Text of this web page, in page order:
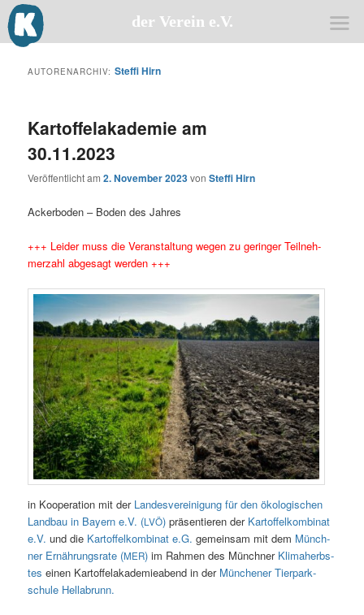
Zum
primären
Zum
sekundären
AUTORENARCHIV:Steffi Hirn
Kartoffelakademie am
30.11.2023
Veröffentlicht am2. November 2023vonSteffi Hirn
Acker­bo­den – Boden des Jahres
+++ Lei­der muss die Ver­an­stal­tung wegen zu gerin­ger Teil­neh­
mer­zahl abge­sagt werden +++
in Koope­ra­ti­on mit der Lan­des­ver­ei­ni­gung für den öko­lo­gi­schen
Land­bau in Bay­ern e.V. (LVÖ) prä­sen­tie­ren der Kar­tof­fel­kom­bi­nat
e.V. und die Kar­tof­fel­kom­bi­nat e.G.gemein­sam mit dem Münch­
ner Ernäh­rungs­ra­te (MER) im Rah­men des Münch­ner Kli­ma­herbs­
tes einen Kar­tof­fel­aka­de­mie­abend in der Mün­che­ner Tier­park­
schu­le Hel­la­brunn.
der Verein e.V.